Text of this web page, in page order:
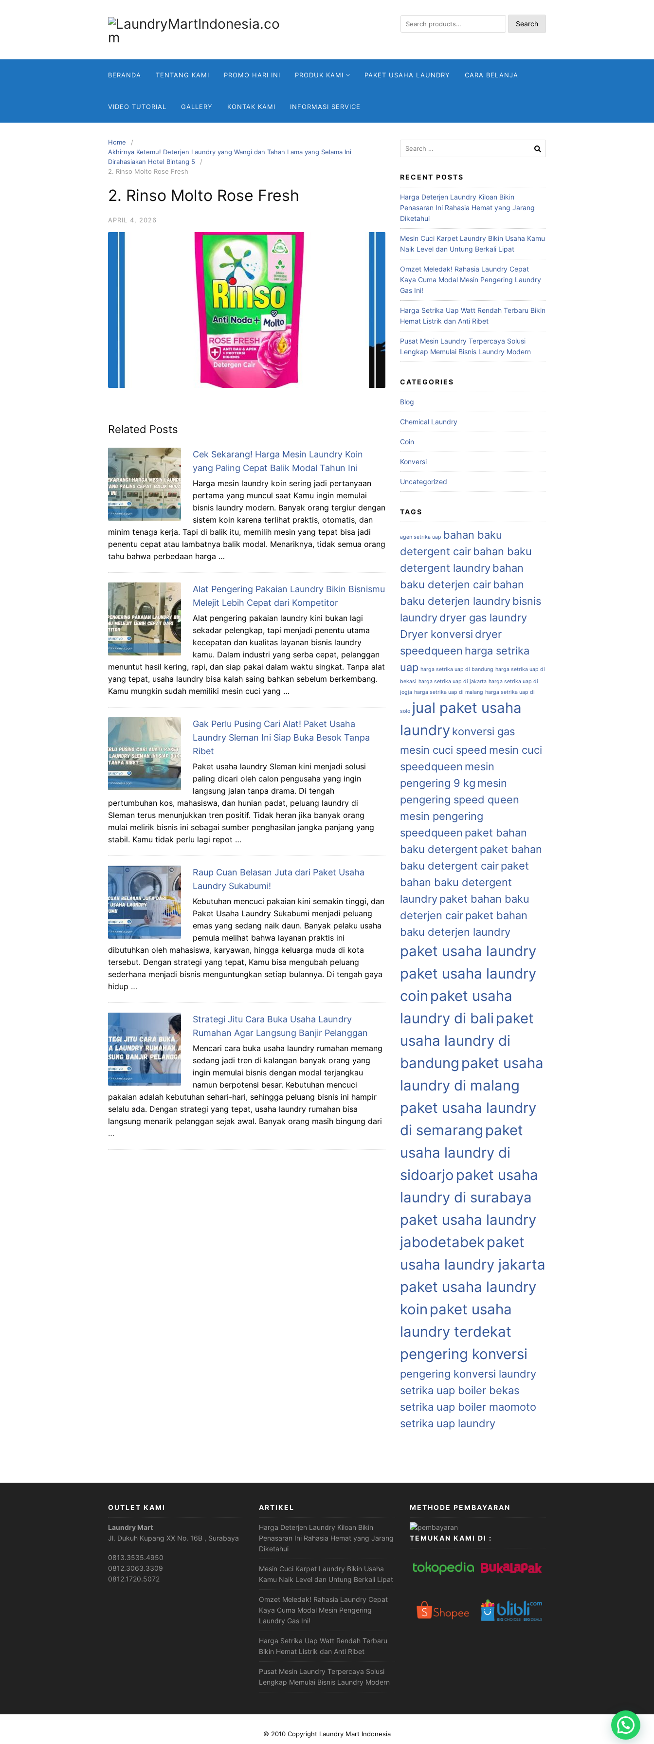
Search
for:
Search
BERANDA TENTANG KAMI PROMO HARI INI PRODUK KAMI PAKET USAHA LAUNDRY CARA BELANJA
VIDEO TUTORIAL GALLERY KONTAK KAMI INFORMASI SERVICE
Home
Akhirnya Ketemu! Deterjen Laundry yang Wangi dan Tahan Lama yang Selama Ini
Dirahasiakan Hotel Bintang 5
2. Rinso Molto Rose Fresh
2. Rinso Molto Rose Fresh
APRIL 4, 2026
Related Posts
Cek Sekarang! Harga Mesin Laundry Koin
yang Paling Cepat Balik Modal Tahun Ini
Harga mesin laundry koin sering jadi pertanyaan
pertama yang muncul saat Kamu ingin memulai
bisnis laundry modern. Banyak orang tergiur dengan
sistem koin karena terlihat praktis, otomatis, dan
minim tenaga kerja. Tapi di balik itu, memilih mesin yang tepat bisa jadi
penentu cepat atau lambatnya balik modal. Menariknya, tidak semua orang
tahu bahwa perbedaan harga …
Alat Pengering Pakaian Laundry Bikin Bisnismu
Melejit Lebih Cepat dari Kompetitor
Alat pengering pakaian laundry kini bukan lagi
sekadar pelengkap, tapi menjadi penentu utama
kecepatan dan kualitas layanan bisnis laundry
kamu. Dalam industri yang serba cepat, pelanggan
menuntut hasil kering, rapi, dan siap pakai dalam waktu singkat. Tanpa alat
yang tepat, usaha laundry bisa kalah saing bahkan sebelum berkembang.
Kamu mungkin sudah memiliki mesin cuci yang …
Gak Perlu Pusing Cari Alat! Paket Usaha
Laundry Sleman Ini Siap Buka Besok Tanpa
Ribet
Paket usaha laundry Sleman kini menjadi solusi
paling dicari oleh calon pengusaha yang ingin
langsung jalan tanpa drama. Di tengah
pertumbuhan kos, mahasiswa, dan hunian padat, peluang laundry di
Sleman terus menunjukkan tren positif. Tidak heran jika banyak orang
mulai melirik bisnis ini sebagai sumber penghasilan jangka panjang yang
stabil. Kamu tidak perlu lagi repot …
Raup Cuan Belasan Juta dari Paket Usaha
Laundry Sukabumi!
Kebutuhan mencuci pakaian kini semakin tinggi, dan
Paket Usaha Laundry Sukabumi menjadi peluang
emas yang sedang naik daun. Banyak pelaku usaha
pemula melihat bahwa layanan praktis ini
dibutuhkan oleh mahasiswa, karyawan, hingga keluarga muda di kota
tersebut. Dengan strategi yang tepat, Kamu bisa mengubah peluang
sederhana menjadi bisnis menguntungkan setiap bulannya. Di tengah gaya
hidup …
Strategi Jitu Cara Buka Usaha Laundry
Rumahan Agar Langsung Banjir Pelanggan
Mencari cara buka usaha laundry rumahan memang
sedang jadi tren di kalangan banyak orang yang
ingin memulai bisnis dengan modal terjangkau
namun berpotensi besar. Kebutuhan mencuci
pakaian adalah kebutuhan sehari-hari, sehingga peluang bisnis ini hampir
selalu ada. Dengan strategi yang tepat, usaha laundry rumahan bisa
langsung menarik pelanggan sejak awal. Banyak orang masih bingung dari
…
Search
for:
RECENT POSTS
Harga Deterjen Laundry Kiloan Bikin
Penasaran Ini Rahasia Hemat yang Jarang
Diketahui
Mesin Cuci Karpet Laundry Bikin Usaha Kamu
Naik Level dan Untung Berkali Lipat
Omzet Meledak! Rahasia Laundry Cepat
Kaya Cuma Modal Mesin Pengering Laundry
Gas Ini!
Harga Setrika Uap Watt Rendah Terbaru Bikin
Hemat Listrik dan Anti Ribet
Pusat Mesin Laundry Terpercaya Solusi
Lengkap Memulai Bisnis Laundry Modern
CATEGORIES
Blog
Chemical Laundry
Coin
Konversi
Uncategorized
TAGS
agen setrika uap bahan baku
detergent cair bahan baku
detergent laundry bahan
baku deterjen cair bahan
baku deterjen laundry bisnis
laundrydryer gas laundry
Dryer konversi dryer
speedqueen harga setrika
uap harga setrika uap di bandung harga setrika uap di
bekasi harga setrika uap di jakarta harga setrika uap di
jogja harga setrika uap di malang harga setrika uap di
solo jual paket usaha
laundrykonversi gas
mesin cuci speed mesin cuci
speedqueen mesin
pengering 9 kg mesin
pengering speed queen
mesin pengering
speedqueen paket bahan
baku detergent paket bahan
baku detergent cairpaket
bahan baku detergent
laundrypaket bahan baku
deterjen cairpaket bahan
baku deterjen laundry
paket usaha laundry
paket usaha laundry
coin paket usaha
laundry di bali paket
usaha laundry di
bandung paket usaha
laundry di malang
paket usaha laundry
di semarang paket
usaha laundry di
sidoarjo paket usaha
laundry di surabaya
paket usaha laundry
jabodetabekpaket
usaha laundry jakarta
paket usaha laundry
koin paket usaha
laundry terdekat
pengering konversi
pengering konversi laundry
setrika uap boiler bekas
setrika uap boiler maomoto
setrika uap laundry
OUTLET KAMI
Laundry Mart
Jl. Dukuh Kupang XX No. 16B , Surabaya
0813.3535.4950
0812.3063.3309
0812.1720.5072
ARTIKEL
Harga Deterjen Laundry Kiloan Bikin
Penasaran Ini Rahasia Hemat yang Jarang
Diketahui
Mesin Cuci Karpet Laundry Bikin Usaha
Kamu Naik Level dan Untung Berkali Lipat
Omzet Meledak! Rahasia Laundry Cepat
Kaya Cuma Modal Mesin Pengering
Laundry Gas Ini!
Harga Setrika Uap Watt Rendah Terbaru
Bikin Hemat Listrik dan Anti Ribet
Pusat Mesin Laundry Terpercaya Solusi
Lengkap Memulai Bisnis Laundry Modern
METHODE PEMBAYARAN
TEMUKAN KAMI DI :
© 2010 Copyright Laundry Mart Indonesia